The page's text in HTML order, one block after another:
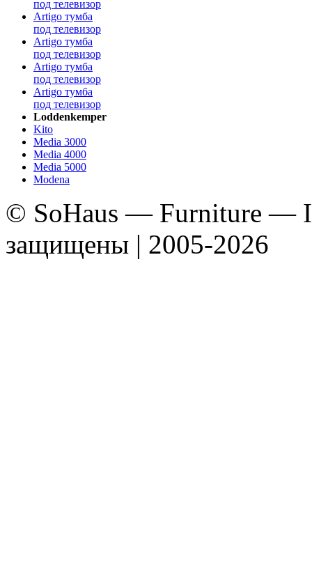
под телевизор
Artigo тумба
под телевизор
Artigo тумба
под телевизор
Artigo тумба
под телевизор
Artigo тумба
под телевизор
Loddenkemper
Kito
Media 3000
Media 4000
Media 5000
Modena
© SoHaus — Furniture —
защищены | 2005-2026